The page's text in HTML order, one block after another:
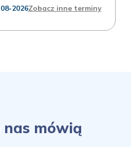
2026Zobacz inne terminy
nas mówią